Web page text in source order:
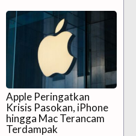
Apple Peringatkan
Krisis Pasokan, iPhone
hingga Mac Terancam
Terdampak